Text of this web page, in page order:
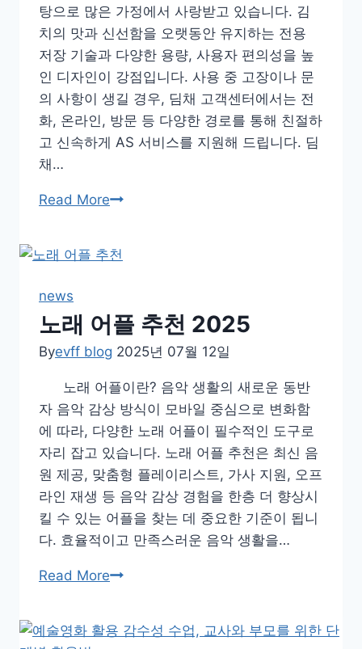
탕으로 많은 가정에서 사랑받고 있습니다. 김
치의 맛과 신선함을 오랫동안 유지하는 전용
저장 기술과 다양한 용량, 사용자 편의성을 높
인 디자인이 강점입니다. 사용 중 고장이나 문
의 사항이 생길 경우, 딤채 고객센터에서는 전
화, 온라인, 방문 등 다양한 경로를 통해 친절하
고 신속하게 AS 서비스를 지원해 드립니다. 딤
채…
Read More딤
고
터
전
번
호
2025
news
노래 어플 추천 2025
Byevff blog 2025년 07월 12일
노래 어플이란? 음악 생활의 새로운 동반
자 음악 감상 방식이 모바일 중심으로 변화함
에 따라, 다양한 노래 어플이 필수적인 도구로
자리 잡고 있습니다. 노래 어플 추천은 최신 음
원 제공, 맞춤형 플레이리스트, 가사 지원, 오프
라인 재생 등 음악 감상 경험을 한층 더 향상시
킬 수 있는 어플을 찾는 데 중요한 기준이 됩니
다. 효율적이고 만족스러운 음악 생활을…
Read More노
플